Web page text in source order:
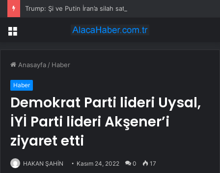
Trump: Şi ve Putin İran’a silah satmayacaklarını söyledi
Menü
Anasayfa / Haber
Haber
Demokrat Parti lideri Uysal,
İYİ Parti lideri Akşener’i
ziyaret etti
HAKAN ŞAHİN Kasım 24, 2022 0 17